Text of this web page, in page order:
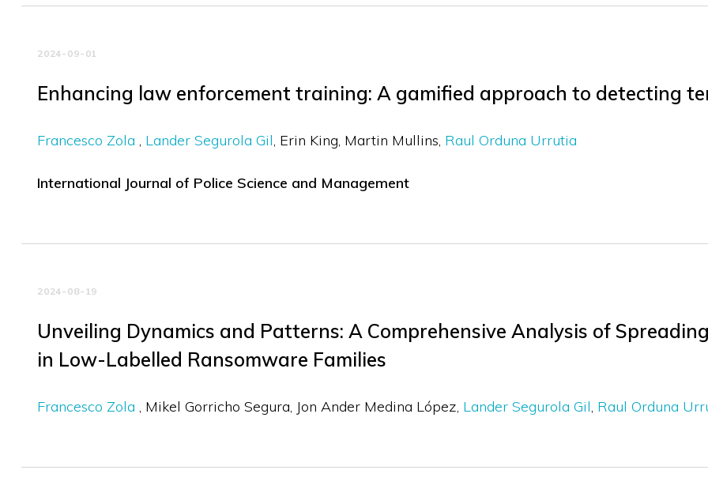
2024-09-01
Enhancing law enforcement training: A gamified approach to detecting
Francesco Zola Lander Segurola Gil Erin King Martin Mullins Raul Orduna Urrutia
International Journal of Police Science and Management
2024-08-19
Unveiling Dynamics and Patterns: A Comprehensive Analysis of
in Low-Labelled Ransomware Families
Francesco Zola Mikel Gorricho Segura Jon Ander Medina López Lander Segurola Gil Raul Orduna